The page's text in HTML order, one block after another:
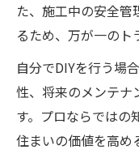
た、施工中の安全
るため、万が一のト
自分でDIYを行う場
性、将来のメンテナ
す。プロならではの
住まいの価値を高め